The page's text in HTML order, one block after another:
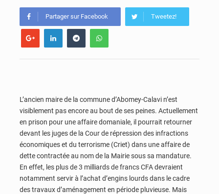
Partager sur Facebook Tweetez!
L’ancien maire de la commune d’Abomey-Calavi n’est
visiblement pas encore au bout de ses peines. Actuellement
en prison pour une affaire domaniale, il pourrait retourner
devant les juges de la Cour de répression des infractions
économiques et du terrorisme (Criet) dans une affaire de
dette contractée au nom de la Mairie sous sa mandature.
En effet, les plus de 3 milliards de francs CFA devraient
notamment servir à l’achat d’engins lourds dans le cadre
des travaux d’aménagement en période pluvieuse. Mais